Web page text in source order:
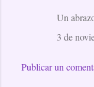
Un
3 de
Publicar un